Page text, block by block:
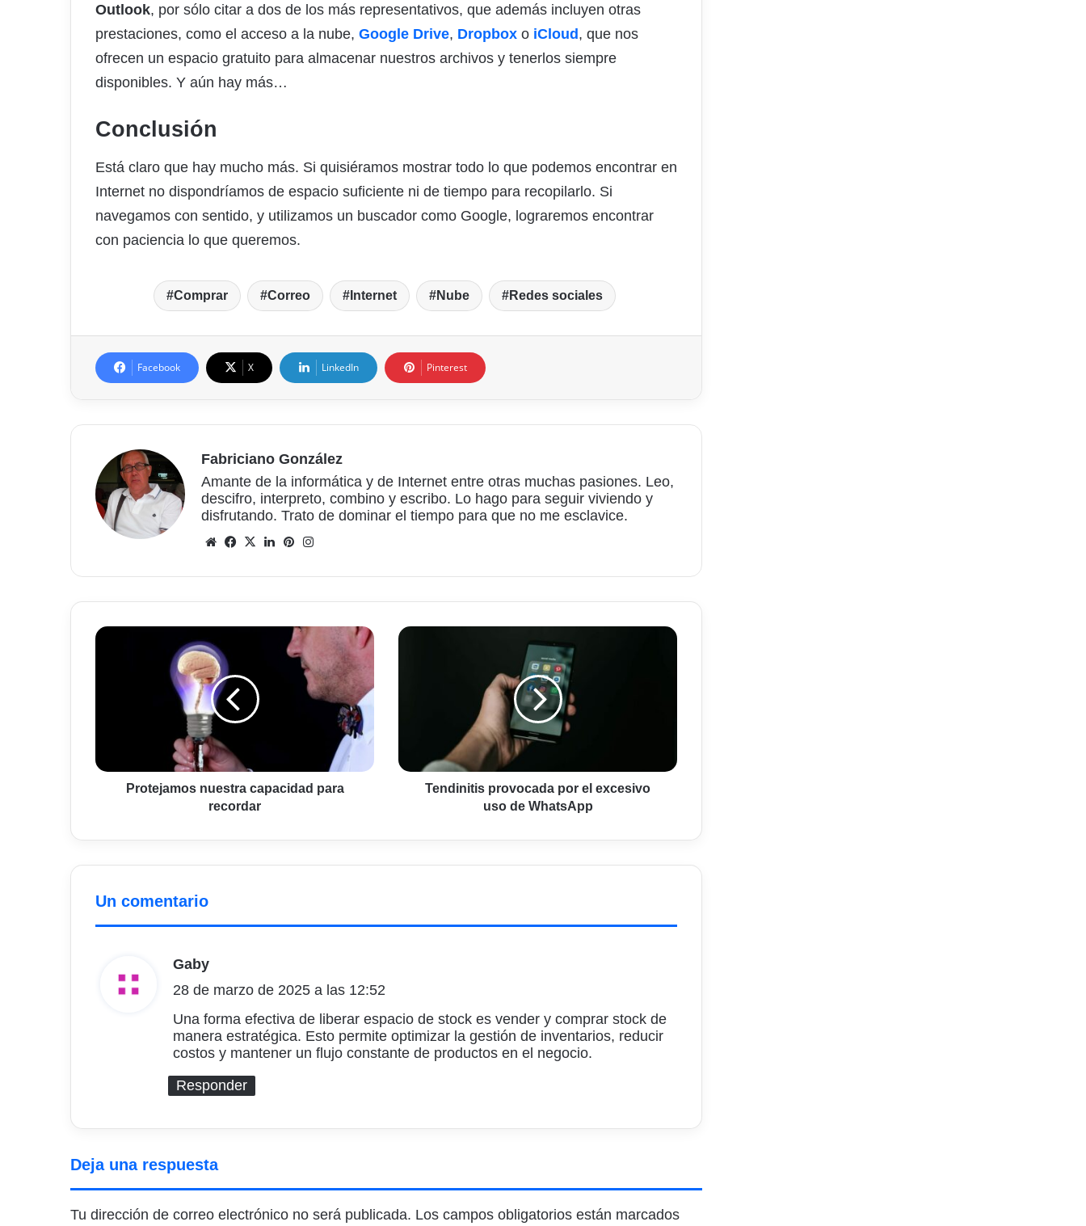
Outlook, por sólo citar a dos de los más representativos, que además incluyen otras
prestaciones, como el acceso a la nube, Google Drive, Dropbox o iCloud, que nos
ofrecen un espacio gratuito para almacenar nuestros archivos y tenerlos siempre
disponibles. Y aún hay más…
Conclusión
Está claro que hay mucho más. Si quisiéramos mostrar todo lo que podemos encontrar en
Internet no dispondríamos de espacio suficiente ni de tiempo para recopilarlo. Si
navegamos con sentido, y utilizamos un buscador como Google, lograremos encontrar
con paciencia lo que queremos.
Comprar Correo Internet Nube Redes sociales
Facebook X LinkedIn Pinterest
Fabriciano González
Amante de la informática y de Internet entre otras muchas pasiones. Leo,
descifro, interpreto, combino y escribo. Lo hago para seguir viviendo y
disfrutando. Trato de dominar el tiempo para que no me esclavice.
Sitio
Facebook
X LinkedInPinterest
Protejamos
Protejamos nuestra capacidad para
recordar
Tendinitis
WhatsApp
Tendinitis provocada por el excesivo
uso de WhatsApp
Un comentario
Gaby
c
e
28 de marzo de 2025 a las 12:52
Una forma efectiva de liberar espacio de stock es vender y comprar stock de
manera estratégica. Esto permite optimizar la gestión de inventarios, reducir
costos y mantener un flujo constante de productos en el negocio.
Responder
Deja una respuesta
Tu dirección de correo electrónico no será publicada. Los campos obligatorios están marcados